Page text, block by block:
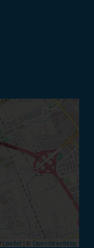
Leaflet | © OpenStreetMap